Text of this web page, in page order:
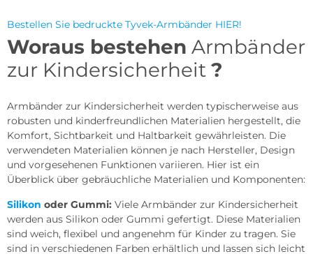
Bestellen Sie bedruckte Tyvek-Armbänder HIER!
Woraus bestehen Armbänder
zur Kindersicherheit ?
Armbänder zur Kindersicherheit werden typischerweise aus
robusten und kinderfreundlichen Materialien hergestellt, die
Komfort, Sichtbarkeit und Haltbarkeit gewährleisten. Die
verwendeten Materialien können je nach Hersteller, Design
und vorgesehenen Funktionen variieren. Hier ist ein
Überblick über gebräuchliche Materialien und Komponenten:
Silikon oder Gummi: Viele Armbänder zur Kindersicherheit
werden aus Silikon oder Gummi gefertigt. Diese Materialien
sind weich, flexibel und angenehm für Kinder zu tragen. Sie
sind in verschiedenen Farben erhältlich und lassen sich leicht